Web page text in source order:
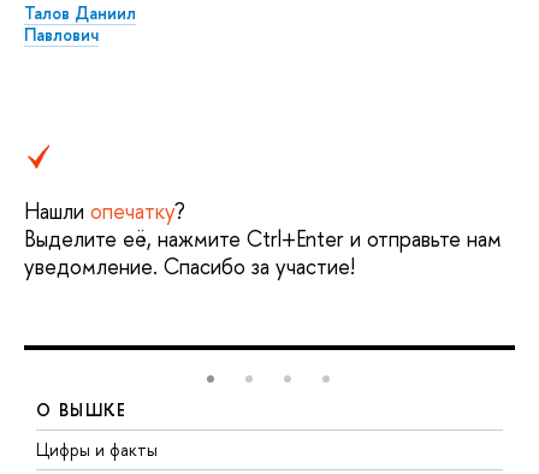
Талов Даниил
Павлович
Нашли опечатку?
Выделите её, нажмите Ctrl+Enter и отправьте нам
уведомление. Спасибо за участие!
О ВЫШКЕ
Цифры и факты